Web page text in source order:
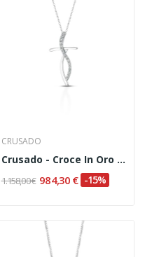
CRUSADO
Crusado - Croce In Oro 18kt E Diamanti Codice...
1.158,00 € 984,30 € -15%